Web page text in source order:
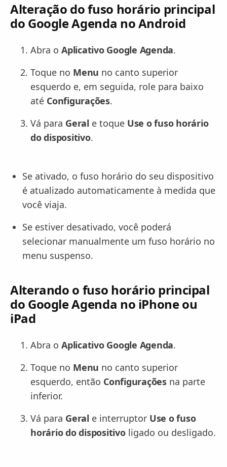
Alteração do fuso horário principal
do Google Agenda no Android
Abra o Aplicativo Google Agenda.
Toque no Menu no canto superior
esquerdo e, em seguida, role para baixo
até Configurações.
Vá para Geral e toque Use o fuso horário
do dispositivo.
Se ativado, o fuso horário do seu dispositivo
é atualizado automaticamente à medida que
você viaja.
Se estiver desativado, você poderá
selecionar manualmente um fuso horário no
menu suspenso.
Alterando o fuso horário principal
do Google Agenda no iPhone ou
iPad
Abra o Aplicativo Google Agenda.
Toque no Menu no canto superior
esquerdo, então Configuraçõesna parte
inferior.
Vá para Geral e interruptor Use o fuso
horário do dispositivoligado ou desligado.